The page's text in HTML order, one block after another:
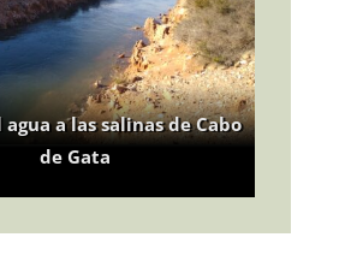
agua a las salinas de Cabo
de Gata